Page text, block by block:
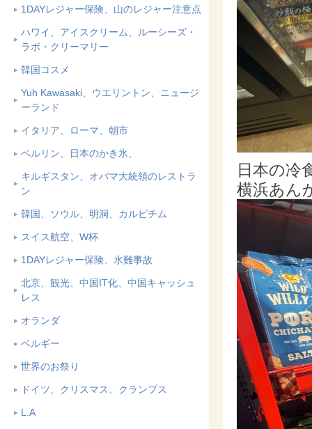
1DAYレジャー保険、山のレジャー注意点
ハワイ、アイスクリーム、ルーシーズ・
ラボ・クリーマリー
韓国コスメ
Yuh Kawasaki、ウエリントン、ニュージ
ーランド
イタリア、ローマ、朝市
ベルリン、日本のかき氷、
キルギスタン、オバマ大統領のレストラ
ン
韓国、ソウル、明洞、カルビチム
スイス航空、W杯
1DAYレジャー保険、水難事故
北京、観光、中国IT化、中国キャッシュ
レス
オランダ
ベルギー
世界のお祭り
ドイツ、クリスマス、クランプス
L.A
日本の冷
横浜あん